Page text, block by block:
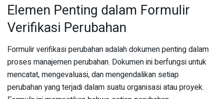
Elemen Penting dalam Formulir
Verifikasi Perubahan
Formulir verifikasi perubahan adalah dokumen penting dalam
proses manajemen perubahan. Dokumen ini berfungsi untuk
mencatat, mengevaluasi, dan mengendalikan setiap
perubahan yang terjadi dalam suatu organisasi atau proyek.